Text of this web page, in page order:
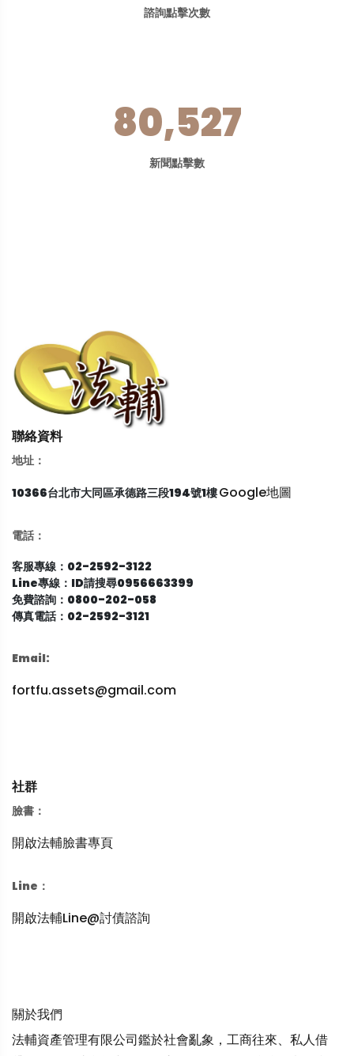
諮詢點擊次數
80,527
新聞點擊數
聯絡資料
地址：
10366台北市大同區承德路三段194號1樓Google地圖
電話：
客服專線：02-2592-3122
Line專線：ID請搜尋0956663399
免費諮詢：0800-202-058
傳真電話：02-2592-3121
Email:
fortfu.assets@gmail.com
社群
臉書：
開啟法輔臉書專頁
Line：
開啟法輔Line@討債諮詢
關於我們
法輔資產管理有限公司鑑於社會亂象，工商往來、私人借